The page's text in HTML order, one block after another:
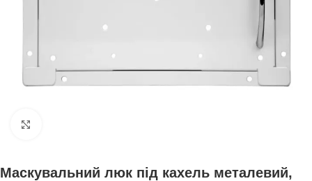
Маскувальний люк під кахель металевий,